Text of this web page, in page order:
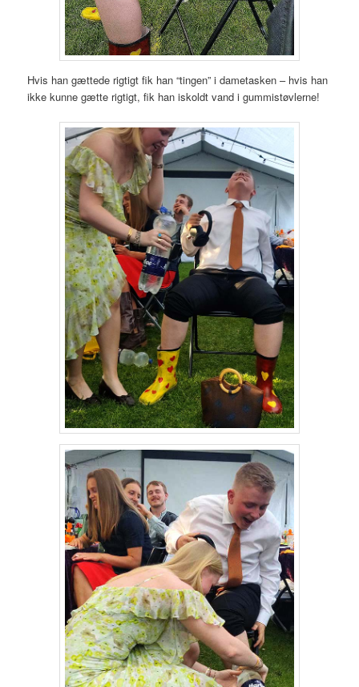
Hvis han gættede rigtigt fik han “tingen” i dametasken – hvis han
ikke kunne gætte rigtigt, fik han iskoldt vand i gummistøvlerne!